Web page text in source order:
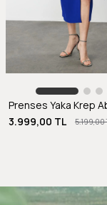
3.999,00 TL
5.199,00